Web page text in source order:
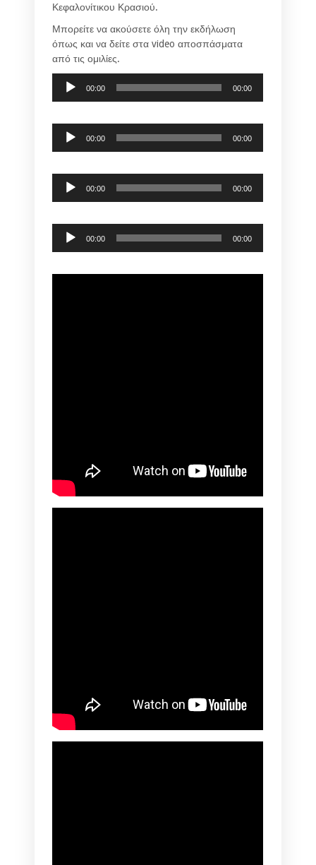
Κεφαλονίτικου Κρασιού.
Μπορείτε να ακούσετε όλη την εκδήλωση
όπως και να δείτε στα video αποσπάσματα
από τις ομιλίες.
Audio
Player
00:00 00:00
Audio
Player
00:00 00:00
Audio
Player
00:00 00:00
Audio
Player
00:00 00:00